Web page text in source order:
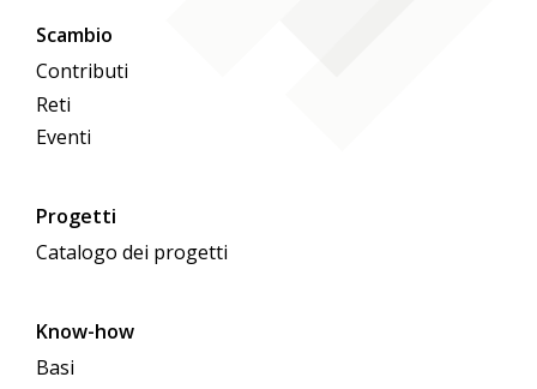
Scambio
Contributi
Reti
Eventi
Progetti
Catalogo dei progetti
Know-how
Basi